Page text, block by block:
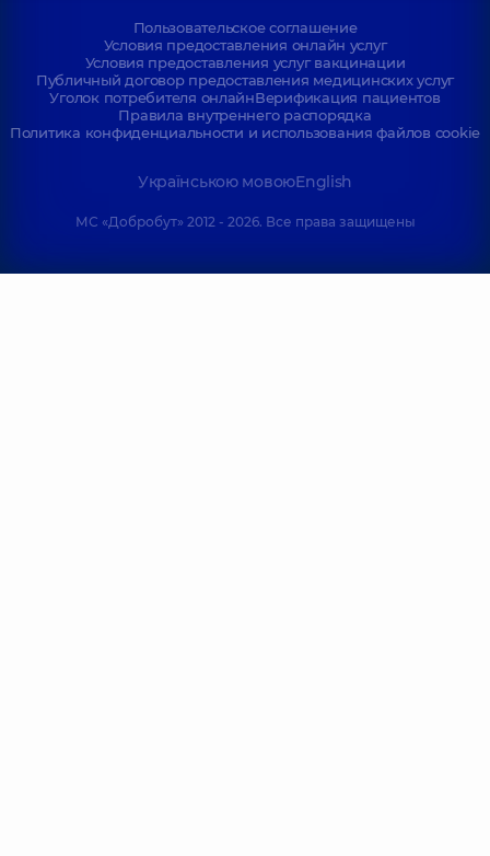
Пользовательское соглашение
Условия предоставления онлайн услуг
Условия предоставления услуг вакцинации
Публичный договор предоставления медицинских услуг
Уголок потребителя онлайнВерификация пациентов
Правила внутреннего распорядка
Политика конфиденциальности и использования файлов cookie
Українською мовоюEnglish
МС «Добробут» 2012 - 2026. Все права защищены